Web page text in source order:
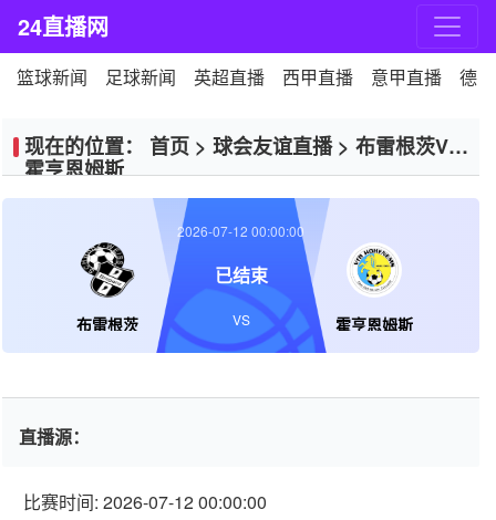
24直播网
篮球新闻 足球新闻 英超直播 西甲直播 意甲直播 德
现在的位置： 首页 > 球会友谊直播> 布雷根茨VS
霍亨恩姆斯
布雷根茨 霍亨恩姆斯
2026-07-12 00:00:00
已结束
VS
直播源：
比赛时间: 2026-07-12 00:00:00